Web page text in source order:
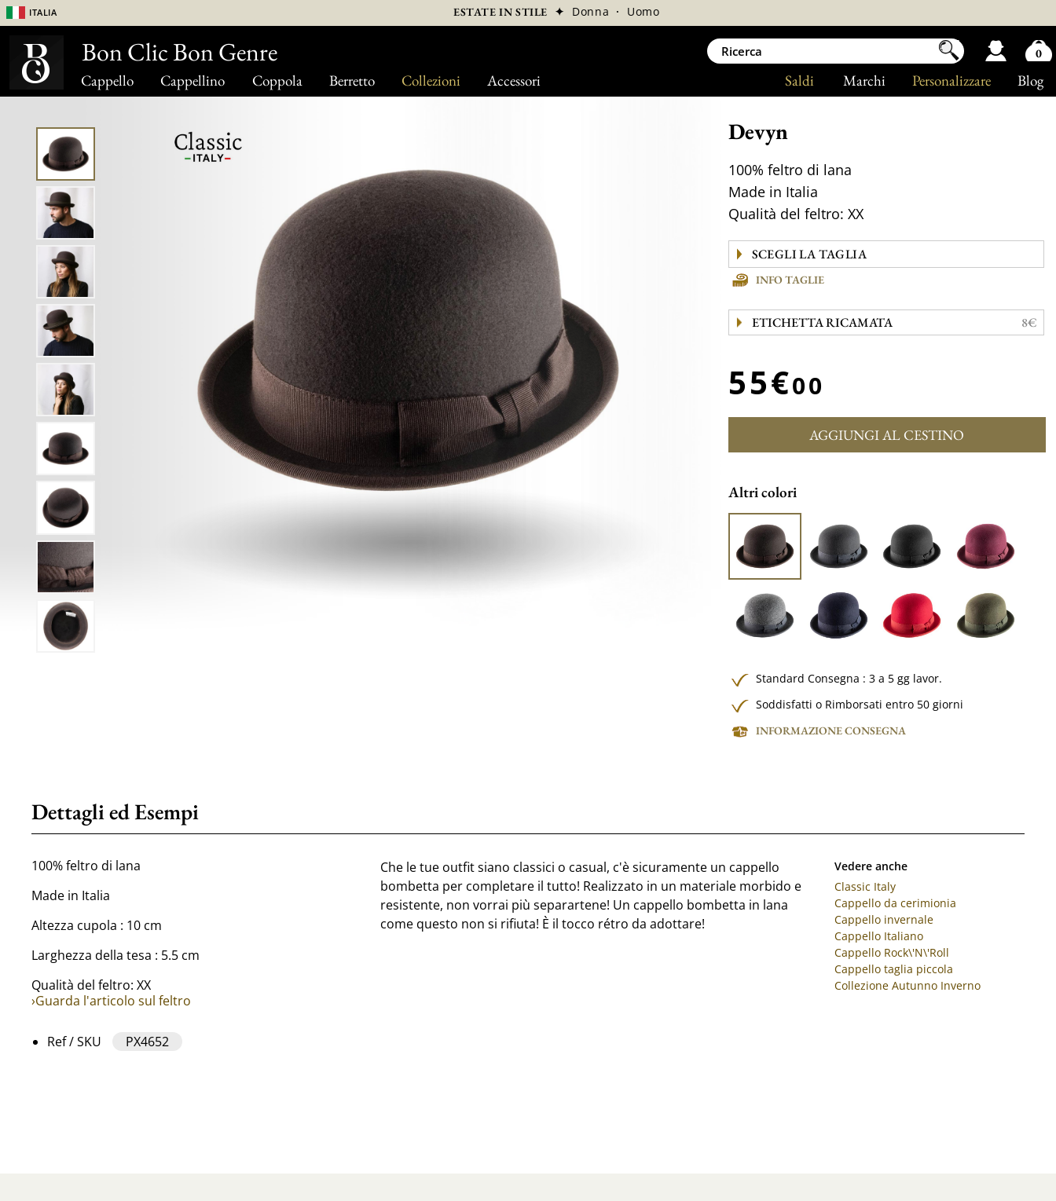
Cappello Cappellino Coppola Berretto Collezioni Accessori Blog
Personalizzare
Marchi
Saldi
Italia ESTATE IN STILE ✦ Donna · Uomo
Devyn
100% feltro di lana
Made in Italia
Qualità del feltro: XX
INFO TAGLIE
ETICHETTA RICAMATA 8€
55€00
AGGIUNGI AL CESTINO
Altri colori
Standard Consegna : 3 a 5 gg lavor.
Soddisfatti o Rimborsati entro 50 giorni
INFORMAZIONE CONSEGNA
Dettagli ed Esempi
100% feltro di lana
Made in Italia
Altezza cupola : 10 cm
Larghezza della tesa : 5.5 cm
Qualità del feltro: XX
›Guarda l'articolo sul feltro
Ref / SKU PX4652
Che le tue outfit siano classici o casual, c'è sicuramente un cappello
bombetta per completare il tutto! Realizzato in un materiale morbido e
resistente, non vorrai più separartene! Un cappello bombetta in lana
come questo non si rifiuta! È il tocco rétro da adottare!
Vedere anche
Classic Italy
Cappello da cerimionia
Cappello invernale
Cappello Italiano
Cappello Rock\'N\'Roll
Cappello taglia piccola
Collezione Autunno Inverno
Bon Clic Bon Genre 0